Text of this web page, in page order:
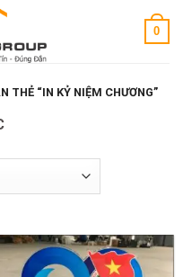
0
THẺ “IN KỶ NIỆM CHƯƠNG”